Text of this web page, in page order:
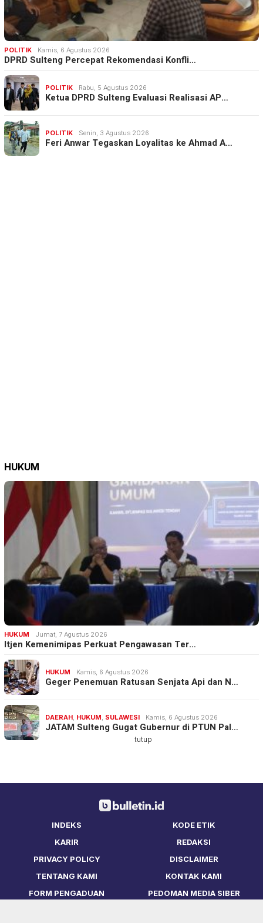
POLITIK Kamis, 6 Agustus 2026
DPRD Sulteng Percepat Rekomendasi Konfli…
POLITIK Rabu, 5 Agustus 2026
Ketua DPRD Sulteng Evaluasi Realisasi AP…
POLITIK Senin, 3 Agustus 2026
Feri Anwar Tegaskan Loyalitas ke Ahmad A…
HUKUM
HUKUM Jumat, 7 Agustus 2026
Itjen Kemenimipas Perkuat Pengawasan Ter…
HUKUM Kamis, 6 Agustus 2026
Geger Penemuan Ratusan Senjata Api dan N…
DAERAH HUKUM SULAWESI Kamis, 6 Agustus 2026
JATAM Sulteng Gugat Gubernur di PTUN Pal…
INDEKS
KODE ETIK
KARIR
REDAKSI
PRIVACY POLICY
DISCLAIMER
TENTANG KAMI
KONTAK KAMI
FORM PENGADUAN
PEDOMAN MEDIA SIBER
tutup